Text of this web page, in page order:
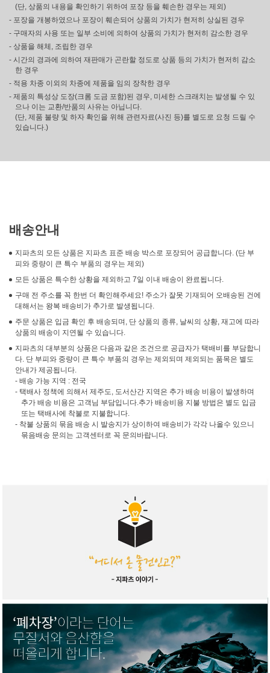
(단, 상품의 내용을 확인하기 위하여 포장 등을 훼손한 경우는 제외)
- 포장을 개봉하였으나 포장이 훼손되어 상품의 가치가 현저히 상실된 경우
- 구매자의 사용 또는 일부 소비에 의하여 상품의 가치가 현저히 감소한 경우
- 상품을 해체, 조립한 경우
- 시간의 경과에 의하여 재판매가 곤란할 정도로 상품 등의 가치가 현저히 감소
한 경우
- 적용 차종 이외의 차종에 제품을 임의 장착한 경우
- 제품의 특성상 도장(크롬 도금 포함)된 경우, 미세한 스크래치는 발생될 수 있
으나 이는 교환/반품의 사유는 아닙니다.
(단, 제품 불량 및 하자 확인을 위해 관련자료(사진 등)를 별도로 요청 드릴 수
있습니다.)
배송안내
지파츠의 모든 상품은 지파츠 표준 배송 박스로 포장되어 공급합니다. (단 부
피와 중량이 큰 특수 부품의 경우는 제외)
모든 상품은 특수한 상황을 제외하고 7일 이내 배송이 완료됩니다.
구매 전 주소를 꼭 한번 더 확인해주세요! 주소가 잘못 기재되어 오배송된 건에
대해서는 왕복 배송비가 추가로 발생됩니다.
주문 상품은 입금 확인 후 배송되며, 단 상품의 종류, 날씨의 상황, 재고에 따라
상품의 배송이 지연될 수 있습니다.
지파츠의 대부분의 상품은 다음과 같은 조건으로 공급자가 택배비를 부담합니
다. 단 부피와 중량이 큰 특수 부품의 경우는 제외되며 제외되는 품목은 별도
안내가 제공됩니다.
- 배송 가능 지역 : 전국
- 택배사 정책에 의해서 제주도, 도서산간 지역은 추가 배송 비용이 발생하며
추가 배송 비용은 고객님 부담입니다.추가 배송비용 지불 방법은 별도 입금
또는 택배사에 착불로 지불합니다.
- 착불 상품의 묶음 배송 시 발송지가 상이하여 배송비가 각각 나올수 있으니
묶음배송 문의는 고객센터로 꼭 문의바랍니다.